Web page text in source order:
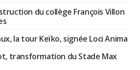
du collège François Villon
la tour Keïko, signée Loci Anima
transformation du Stade Max